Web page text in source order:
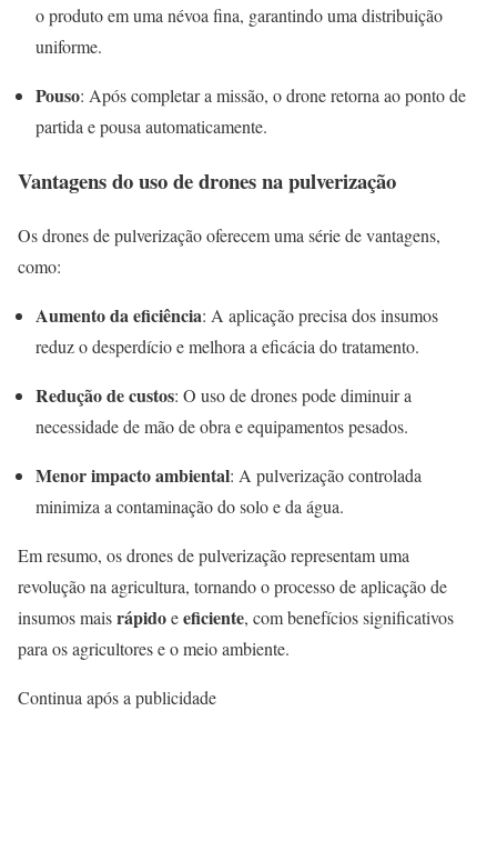
o produto em uma névoa fina, garantindo uma distribuição
uniforme.
Pouso: Após completar a missão, o drone retorna ao ponto de
partida e pousa automaticamente.
Vantagens do uso de drones na pulverização
Os drones de pulverização oferecem uma série de vantagens,
como:
Aumento da eficiência: A aplicação precisa dos insumos
reduz o desperdício e melhora a eficácia do tratamento.
Redução de custos: O uso de drones pode diminuir a
necessidade de mão de obra e equipamentos pesados.
Menor impacto ambiental: A pulverização controlada
minimiza a contaminação do solo e da água.
Em resumo, os drones de pulverização representam uma
revolução na agricultura, tornando o processo de aplicação de
insumos maisrápidoeeficiente, com benefícios significativos
para os agricultores e o meio ambiente.
Continua após a publicidade